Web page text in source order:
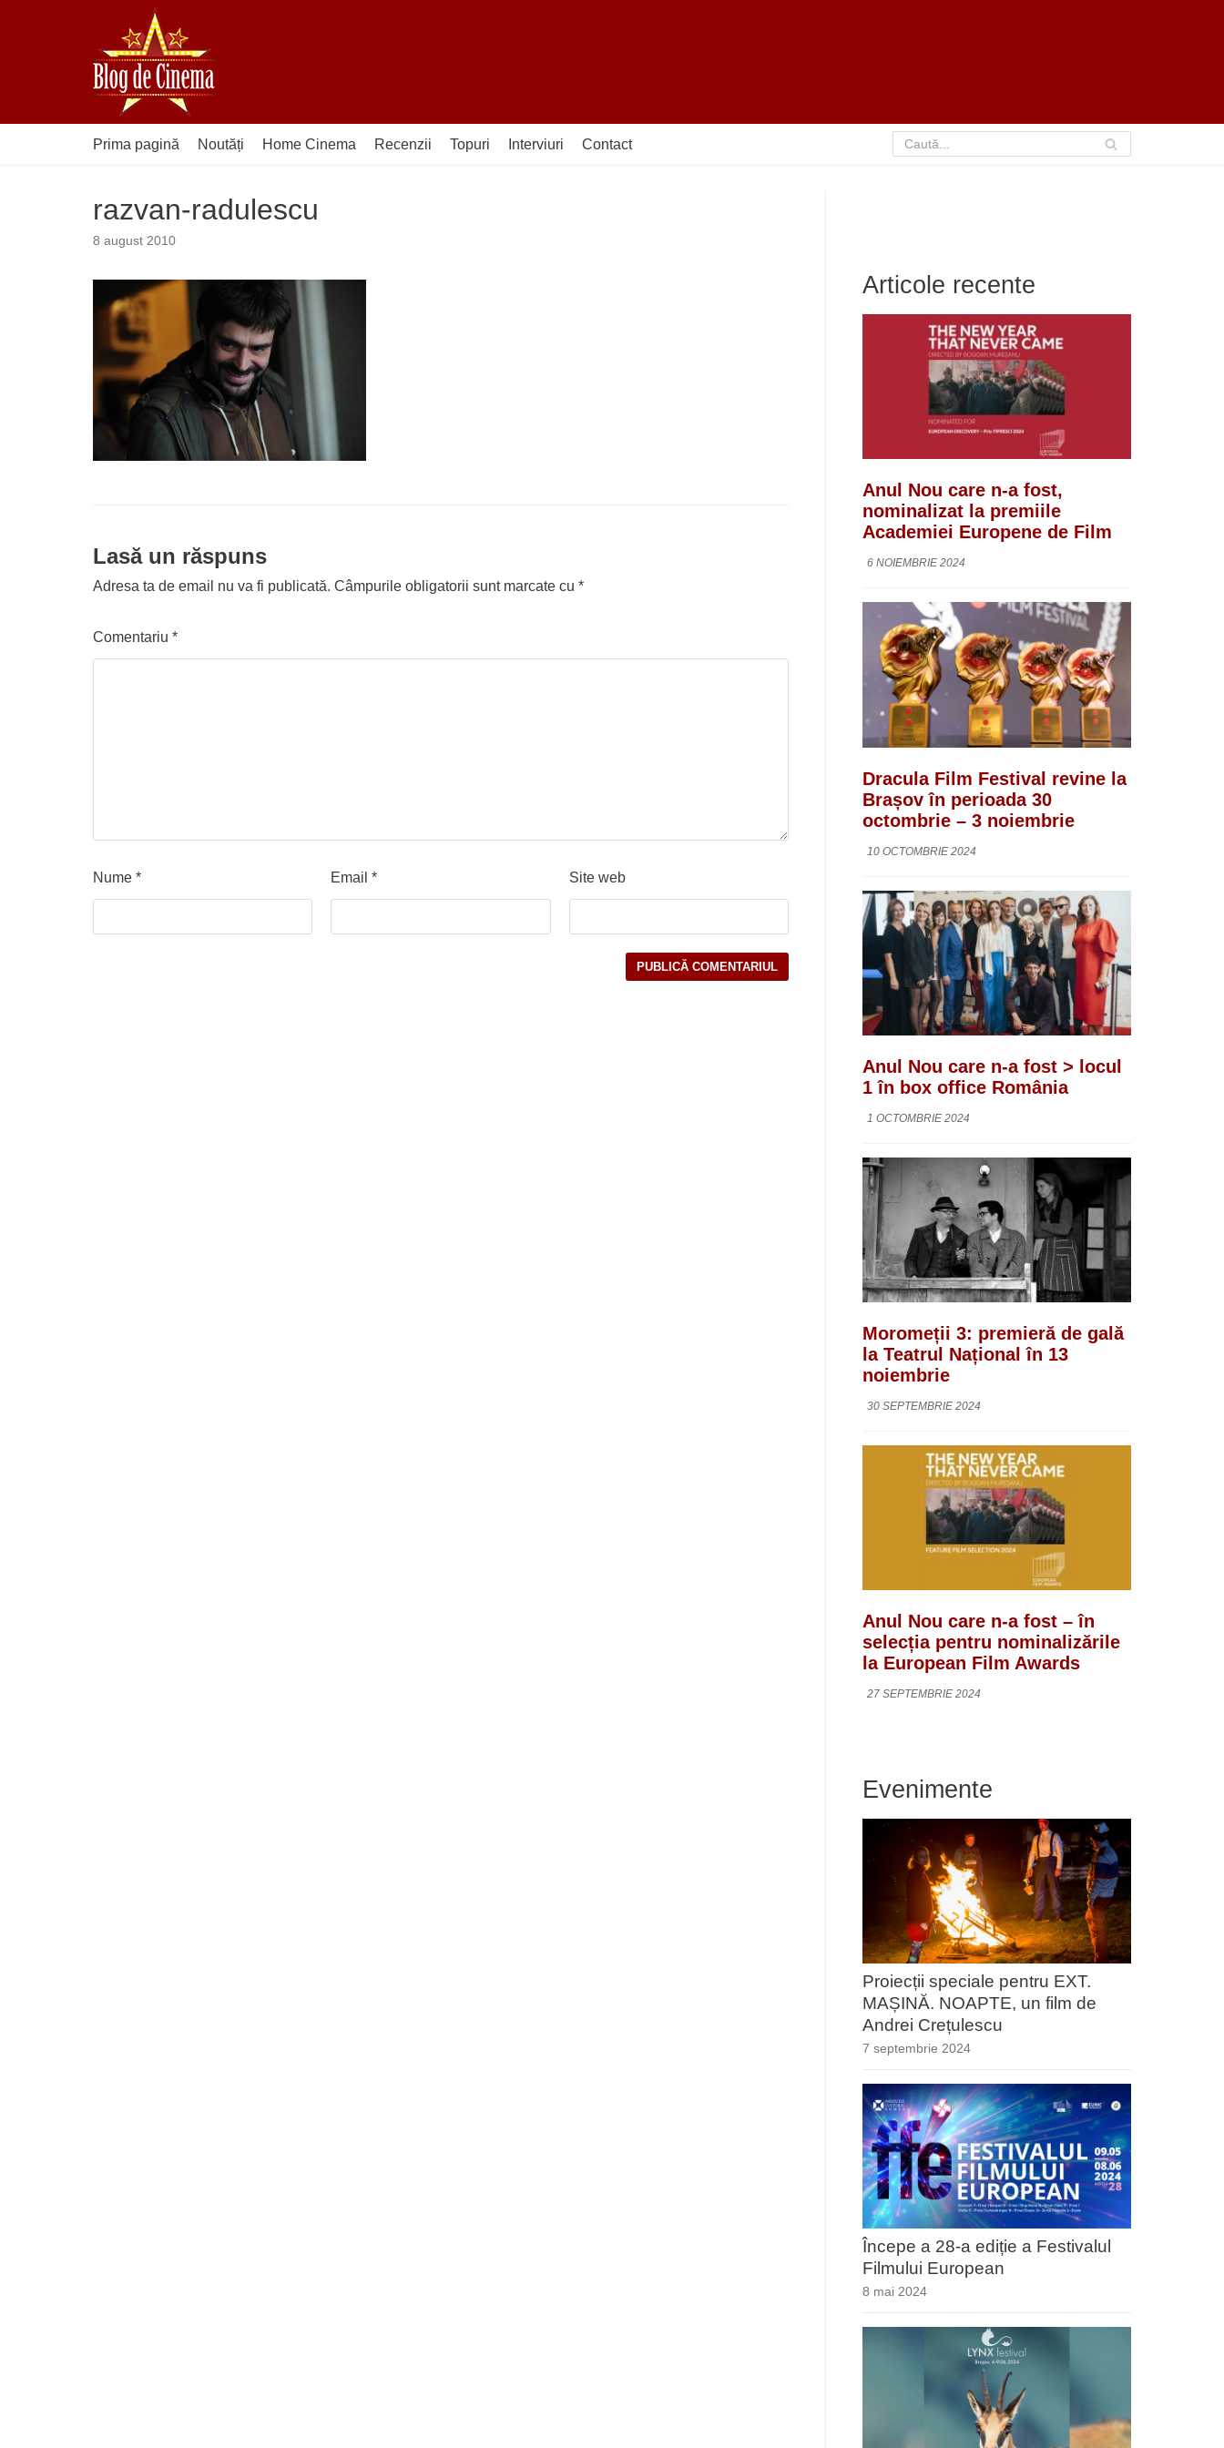
Prima pagină Noutăți Home Cinema Recenzii Topuri Interviuri Contact
razvan-radulescu
8 august 2010
Lasă un răspuns
Adresa ta de email nu va fi publicată. Câmpurile obligatorii sunt marcate cu *
Comentariu *
Nume * Email* Site web
Articole recente
Anul Nou care n-a fost,
nominalizat la premiile
Academiei Europene de Film
6 NOIEMBRIE 2024
Dracula Film Festival revine la
Brașov în perioada 30
octombrie – 3 noiembrie
10 OCTOMBRIE 2024
Anul Nou care n-a fost > locul
1 în box office România
1 OCTOMBRIE 2024
Moromeții 3: premieră de gală
la Teatrul Național în 13
noiembrie
30 SEPTEMBRIE 2024
Anul Nou care n-a fost – în
selecția pentru nominalizările
la European Film Awards
27 SEPTEMBRIE 2024
Evenimente
Proiecții speciale pentru EXT.
MAȘINĂ. NOAPTE, un film de
Andrei Crețulescu
7 septembrie 2024
Începe a 28-a ediție a Festivalul
Filmului European
8 mai 2024